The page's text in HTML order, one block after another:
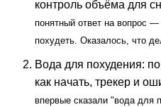
контроль объёма для
понятный ответ на вопрос
похудеть. Оказалось, что
Вода для похудения:
как начать, трекер и
впервые сказали "вода для